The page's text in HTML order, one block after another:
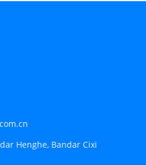
Henghe, Bandar Cixi